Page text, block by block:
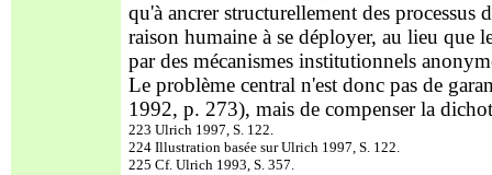
qu'à ancrer structurellement des processus
raison humaine à se déployer, au lieu que
par des mécanismes institutionnels
Le problème central n'est donc pas de
1992, p. 273), mais de compenser la
223 Ulrich 1997, S. 122.
224 Illustration basée sur Ulrich 1997, S. 122.
225 Cf. Ulrich 1993, S. 357.